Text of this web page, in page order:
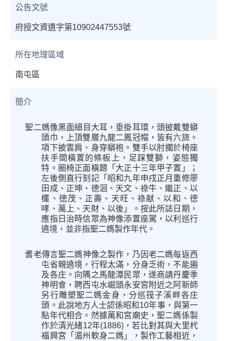
公告文號
府授文資遺字第10902447553號
所在地理區域
南屯區
簡介
聖二媽像黑面細目大耳，垂掛耳環，頭披戴雙蟒
頭巾，上頂雙層九龍二鳳冠帽，皆有六旒。
項下披雲肩、身穿蟒袍。雙手以肘擱於椅座
扶手間橫置的條板上，足踩雙獅，姿態獨
特。圈椅正面橫題「大正十三年甲子置」；
左後側直行刻記「昭和九年申戌正月重修廖
田成、正坤、德洄、天文、祿牛、繼正、以
欉、徳茂、正壽、天旺、祿献、以和、徳
哮、萬上、天財、以後」。按此所誌日期，
應指日治時信眾為神像添置座駕，以利巡行
遶境，並非指聖二媽製作年代。
耆老傳言聖二媽神像之製作，乃因老二媽每返西
屯省親遶境，行程太滿，分身乏術，不能遍
及各庄。向隅之馬龍潭民眾，遂商請丹慶季
神明會，聘西屯水崛頭永安宮附近之阿新師
另行雕塑聖二媽金身，分巡筏子溪畔各庄
頭。此說地方人士認係昭和10年事，與第一
點年代相合。然據萬和宮廟史，聖二媽係製
作於清光緒12年(1886)，若比對其與大里杙
福興宮「湄州軟身二媽」，製作工藝相近，